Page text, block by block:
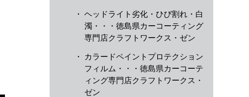
・ ヘッドライト劣化・ひび割れ・白
濁・・・徳島県カーコーティング
専門店クラフトワークス・ゼン
・
カラードペイントプロテクション
フィルム・・・徳島県カーコーテ
ィング専門店クラフトワークス・
ゼン